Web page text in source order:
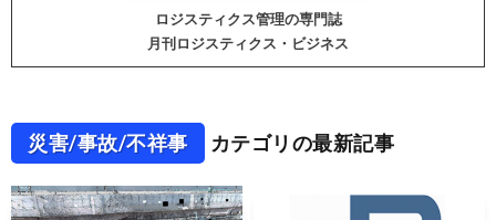
ロジスティクス管理の専門誌
月刊ロジスティクス・ビジネス
災害/事故/不祥事 カテゴリの最新記事